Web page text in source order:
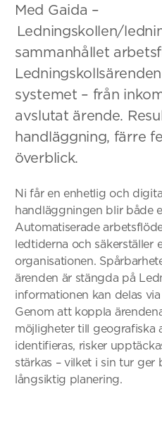
Med Gaida –
Ledningskollen/
sammanhållet
systemet – från
avslutat ärende.
handläggning, färre
överblick.
Ni får en enhetlig och
handläggningen blir både
Automatiserade
ledtiderna och säkerställer
organisationen.
ärenden är stängda på
informationen kan delas
Genom att koppla
möjligheter till geografiska
identifieras, risker
stärkas – vilket i sin tur
långsiktig planering.